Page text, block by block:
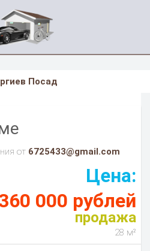
Посад
от 6725433@gmail.com
Цена:
000 рублей
продажа
28 м²